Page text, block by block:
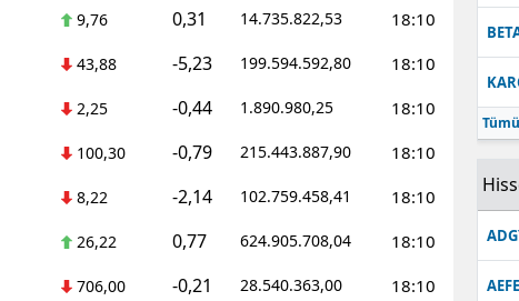
9,76 0,31 14.735.822,53 18:10
43,88 -5,23 199.594.592,80 18:10
2,25 -0,44 1.890.980,25 18:10
100,30 -0,79 215.443.887,90 18:10
8,22 -2,14 102.759.458,41 18:10
26,22 0,77 624.905.708,04 18:10
706,00 -0,21 28.540.363,00 18:10